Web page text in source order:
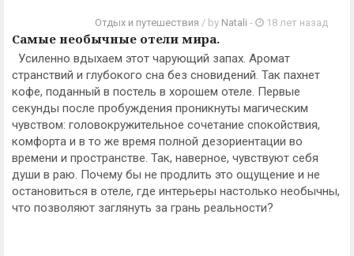
Отдых и путешествия / by Natali - 18 лет назад
Самые необычные отели мира.
Усиленно вдыхаем этот чарующий запах. Аромат
странствий и глубокого сна без сновидений. Так пахнет
кофе, поданный в постель в хорошем отеле. Первые
секунды после пробуждения проникнуты магическим
чувством: головокружительное сочетание спокойствия,
комфорта и в то же время полной дезориентации во
времени и пространстве. Так, наверное, чувствуют себя
души в раю. Почему бы не продлить это ощущение и не
остановиться в отеле, где интерьеры настолько необычны,
что позволяют заглянуть за грань реальности?